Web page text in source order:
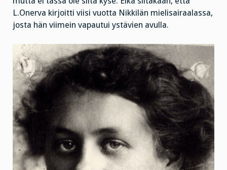
L.Onerva kirjoitti viisi vuotta Nikkilän mielisairaalassa,
josta hän viimein vapautui ystävien avulla.